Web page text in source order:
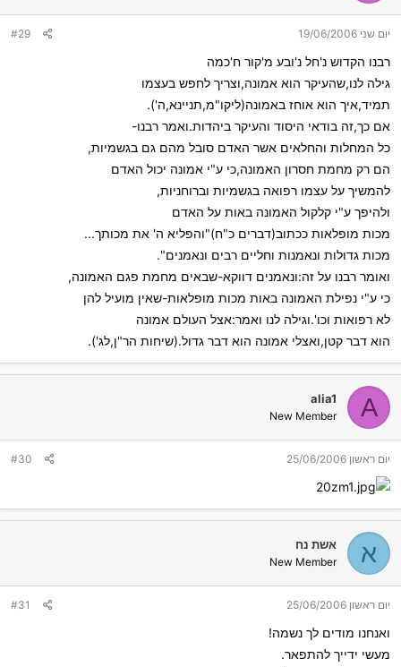
יום שני 19/06/2006 #29
רבנו הקדוש נ'חל נ'ובע מ'קור ח'כמה
גילה לנו,שהעיקר הוא אמונה,וצריך לחפש בעצמו
תמיד,איך הוא אוחז באמונה(ליקו"מ,תניינא,ה').
אם כך,זה בודאי היסוד והעיקר ביהדות.ואמר רבנו-
כל המחלות והחלאים אשר האדם סובל מהם גם בגשמיות,
הם רק מחמת חסרון האמונה,כי ע"י אמונה יכול האדם
להמשיך על עצמו רפואה בגשמיות וברוחניות,
ולהיפך ע"י קלקול האמונה באות על האדם
מכות מופלאות ככתוב(דברים כ"ח)"והפליא ה' את מכותך...
מכות גדולות ונאמנות וחליים רבים ונאמנים".
ואומר רבנו על זה:ונאמנים דווקא-שבאים מחמת פגם האמונה,
כי ע"י נפילת האמונה באות מכות מופלאות-שאין מועיל להן
לא רפואות וכו'.וגילה לנו ואמר:אצל העולם אמונה
הוא דבר קטן,ואצלי אמונה הוא דבר גדול.(שיחות הר"ן,לג').
A
alia1
New Member
יום ראשון 25/06/2006 #30
א אשת נח
New Member
יום ראשון 25/06/2006 #31
ואנחנו מודים לך נשמה!
מעשי ידייך להתפאר.